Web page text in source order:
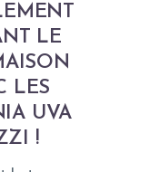
LE
LES
UVA
!